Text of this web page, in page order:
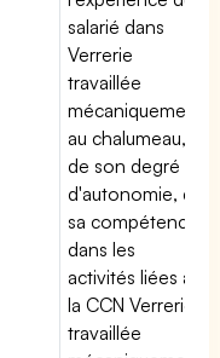
salarié dans
Verrerie
travaillée
mécaniquement
au chalumeau,
de son degré
d'autonomie, de
sa compétence
dans les
activités liées à
la CCN Verrerie
travaillée